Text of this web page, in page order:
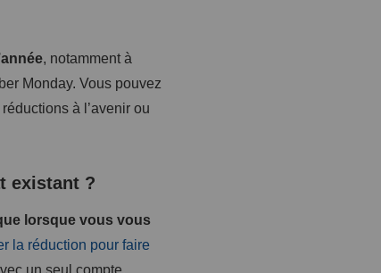
, notamment à
Monday. Vous pouvez
à l’avenir ou
existant ?
lorsque vous vous
la réduction pour faire
un seul compte.